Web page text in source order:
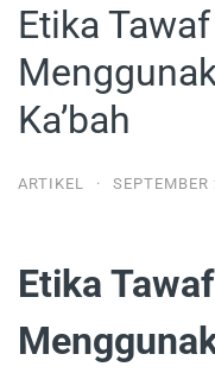
Etika
Ka’bah
ARTIKEL ·
Etika